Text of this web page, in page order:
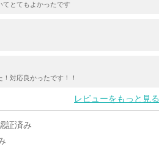
てとてもよかったです
対応良かったです！！
レビューをもっと見る
証済み